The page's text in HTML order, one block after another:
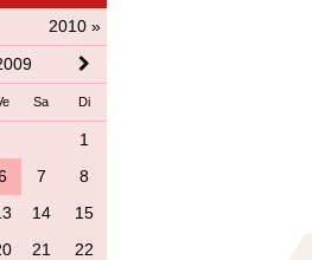
2010 »
Sa Di
1
7
8
14
15
21
22